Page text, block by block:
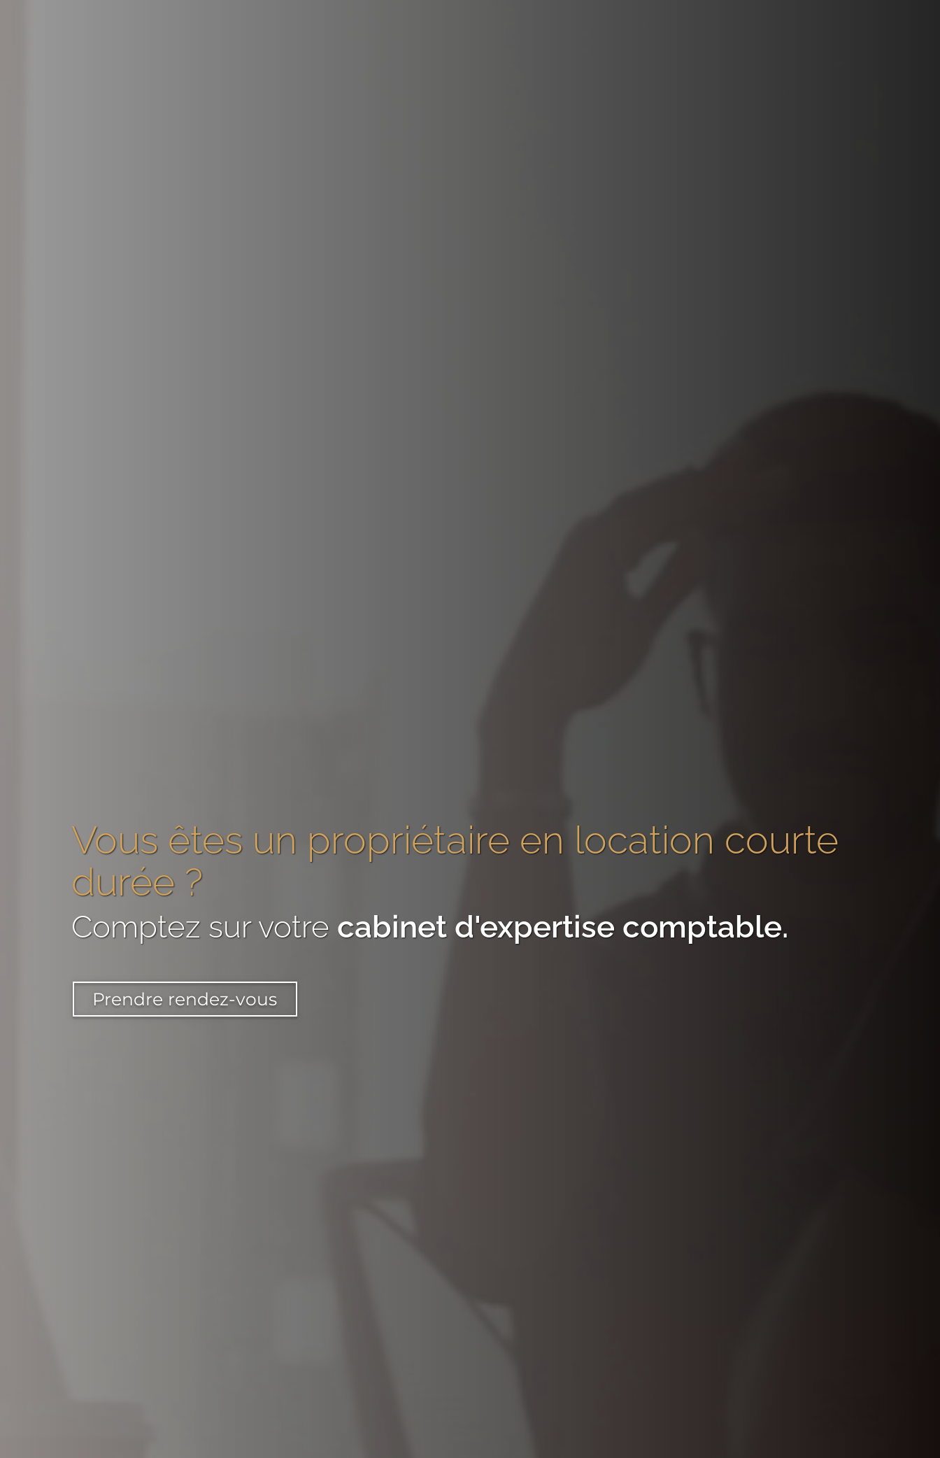
Vous êtes un propriétaire en location courte
durée ?
Comptez sur votre cabinet d'expertise comptable.
Prendre rendez-vous